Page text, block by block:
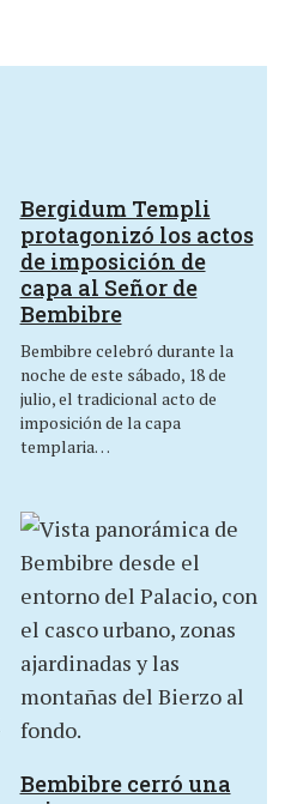
Bergidum Templi
protagonizó los actos
de imposición de
capa al Señor de
Bembibre
Bembibre celebró durante la
noche de este sábado, 18 de
julio, el tradicional acto de
imposición de la capa
templaria…
Bembibre cerró una